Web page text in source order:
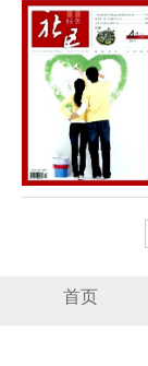
首页